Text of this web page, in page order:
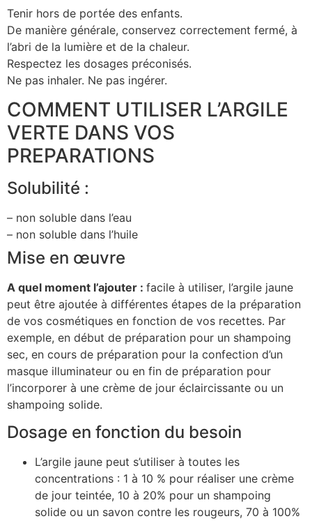
Tenir hors de portée des enfants.
De manière générale, conservez correctement fermé, à
l’abri de la lumière et de la chaleur.
Respectez les dosages préconisés.
Ne pas inhaler. Ne pas ingérer.
COMMENT UTILISER L’ARGILE
VERTE DANS VOS
PREPARATIONS
Solubilité :
– non soluble dans l’eau
– non soluble dans l’huile
Mise en œuvre
A quel moment l’ajouter : facile à utiliser, l’argile jaune
peut être ajoutée à différentes étapes de la préparation
de vos cosmétiques en fonction de vos recettes. Par
exemple, en début de préparation pour un shampoing
sec, en cours de préparation pour la confection d’un
masque illuminateur ou en fin de préparation pour
l’incorporer à une crème de jour éclaircissante ou un
shampoing solide.
Dosage en fonction du besoin
L’argile jaune peut s’utiliser à toutes les
concentrations : 1 à 10 % pour réaliser une crème
de jour teintée, 10 à 20% pour un shampoing
solide ou un savon contre les rougeurs, 70 à 100%